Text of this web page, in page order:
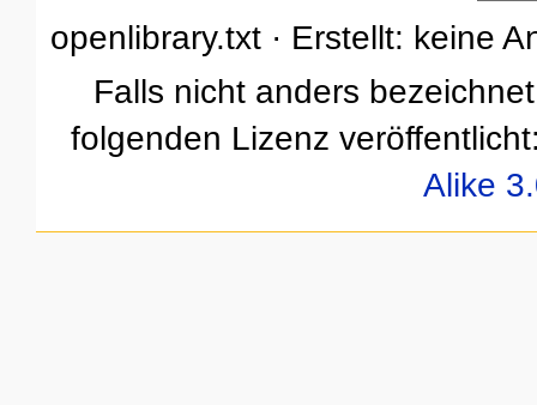
openlibrary.txt · Erstellt: keine
Falls nicht anders
folgenden Lizenz
Alike